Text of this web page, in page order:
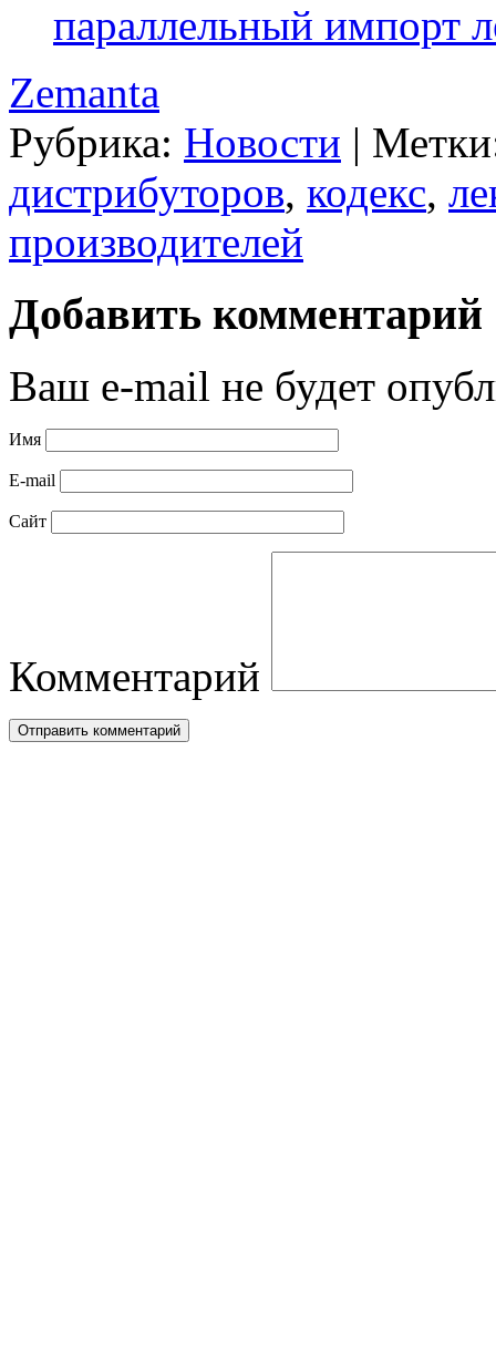
параллельный импорт
Zemanta
Рубрика: Новости |
дистрибуторов, кодекс,
производителей
Добавить комментарий
Ваш e-mail не будет
Имя
E-mail
Сайт
Комментарий